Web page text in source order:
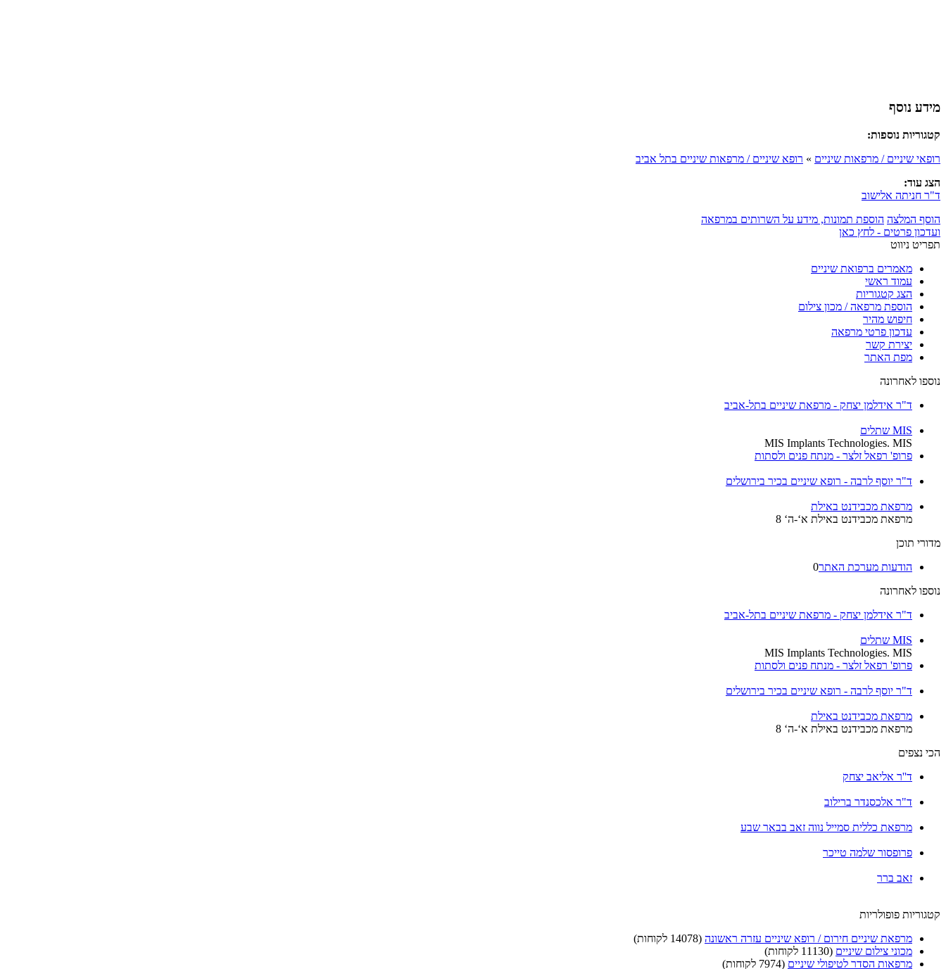
מידע נוסף
קטגוריות נוספות:
רופאי שיניים / מרפאות שיניים » רופא שיניים / מרפאות שיניים בתל אביב
הצג עוד:
ד"ר חניתה אלישוב
הוסף המלצה הוספת תמונות, מידע על השרותים במרפאה
ועדכון פרטים - לחץ כאן
תפריט ניווט
מאמרים ברפואת שיניים
עמוד ראשי
הצג קטגוריות
הוספת מרפאה / מכון צילום
חיפוש מהיר
עדכון פרטי מרפאה
יצירת קשר
מפת האתר
נוספו לאחרונה
ד"ר אידלמן יצחק - מרפאת שיניים בתל-אביב
MIS שתלים
MIS Implants Technologies. MIS
פרופ' רפאל זלצר - מנתח פנים ולסתות
ד"ר יוסף לרבה - רופא שיניים בכיר בירושלים
מרפאת מכבידנט באילת
מרפאת מכבידנט באילת א‘-ה‘ 8
מדורי תוכן
הודעות מערכת האתר0
נוספו לאחרונה
ד"ר אידלמן יצחק - מרפאת שיניים בתל-אביב
MIS שתלים
MIS Implants Technologies. MIS
פרופ' רפאל זלצר - מנתח פנים ולסתות
ד"ר יוסף לרבה - רופא שיניים בכיר בירושלים
מרפאת מכבידנט באילת
מרפאת מכבידנט באילת א‘-ה‘ 8
הכי נצפים
ד''ר אליאב יצחק
ד"ר אלכסנדר ברילוב
מרפאת כללית סמייל נווה זאב בבאר שבע
פרופסור שלמה טייכר
זאב ברר
קטגוריות פופולריות
מרפאת שיניים חירום / רופא שיניים עזרה ראשונה (14078 לקוחות)
מכוני צילום שיניים (11130 לקוחות)
מרפאות הסדר לטיפולי שיניים (7974 לקוחות)